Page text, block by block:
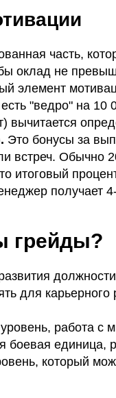
часть,
оклад не
элемент
"ведро" на 10
вычитается
Это бонусы за
встреч. Обычно
итоговый
получает
грейды?
для
работа с
боевая единица,
который